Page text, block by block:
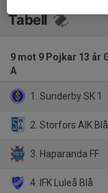
Tabell
9 mot 9 Pojkar 13 år
A
1. Sunderby SK 1
2. Storfors AIK Blå
3. Haparanda FF
4. IFK Luleå Blå